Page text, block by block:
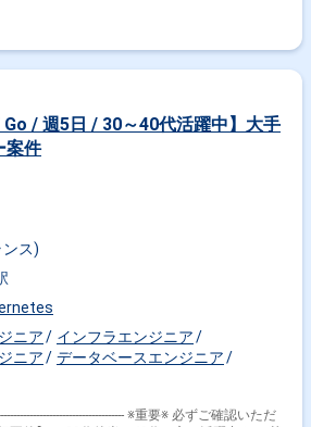
ークフロー を作成、実行、監視 ・アプリケー
Pub/Sub, Cloud Composer etc.) 構成管理ツ
：BigQuery モニタリング：Datadog /
その他：
Kanban, etc.） ■ポジションの魅力
経験やマイクロサービスアーキテクチャに基
します。 ※必要な場合は最短で入れるよう
・勤務日数：フルタイムで就業可能な方
木駅直結 ※基本的にはご自宅または所属元オ
となります。 ・PC貸与あり、Wi-Fi貸与なし
(無料自動販売機でのジュース、お茶、紅茶、
Go / 週5日 / 30～40代活躍中】大手
案件
ス)
ニア
インフラエンジニア
ニア
データベースエンジニア
※重要※ 必ずご確認いただ